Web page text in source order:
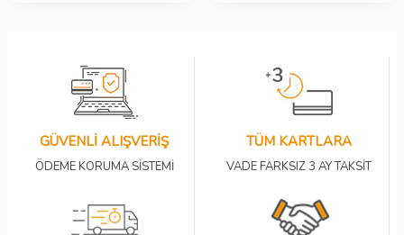
GÜVENLİ ALIŞVERİŞ
ÖDEME KORUMA SİSTEMİ
TÜM KARTLARA
VADE FARKSIZ 3 AY TAKSİT